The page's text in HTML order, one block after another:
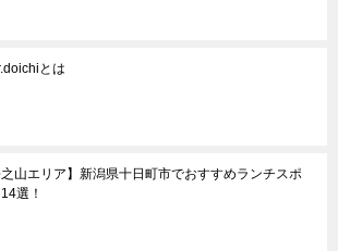
とは
之山エリア】新潟県十日町市でおすすめランチスポ
選！